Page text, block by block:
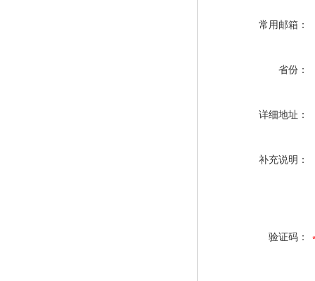
常用邮箱：
省份：
详细地址：
补充说明：
验证码：